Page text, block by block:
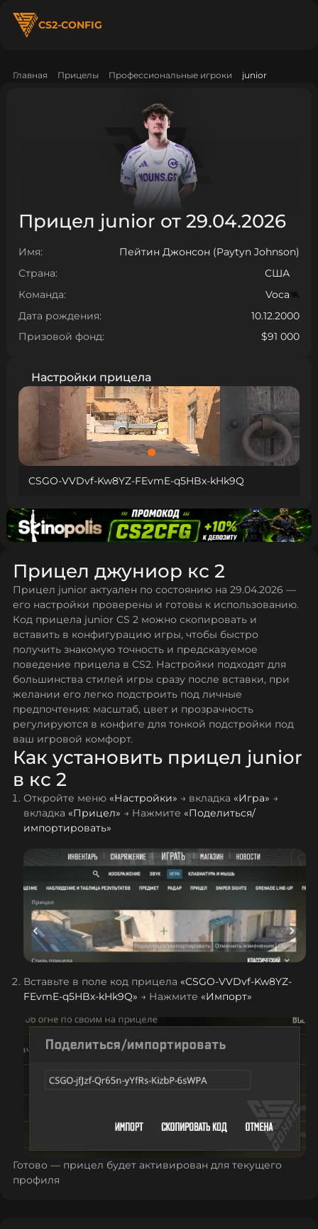
CS2-CONFIG
Главная Прицелы Профессиональные игроки junior
Прицел junior от 29.04.2026
Имя:
Пейтин Джонсон (Paytyn Johnson)
Страна:
США
Команда:
Voca
Дата рождения:
10.12.2000
Призовой фонд:
$91 000
Настройки прицела
CSGO-VVDvf-Kw8YZ-FEvmE-q5HBx-kHk9Q
Прицел джуниор кс 2
Прицел junior актуален по состоянию на 29.04.2026 —
его настройки проверены и готовы к использованию.
Код прицела junior CS 2 можно скопировать и
вставить в конфигурацию игры, чтобы быстро
получить знакомую точность и предсказуемое
поведение прицела в CS2. Настройки подходят для
большинства стилей игры сразу после вставки, при
желании его легко подстроить под личные
предпочтения: масштаб, цвет и прозрачность
регулируются в конфиге для тонкой подстройки под
ваш игровой комфорт.
Как установить прицел junior
в кс 2
Откройте меню «Настройки» → вкладка «Игра» →
вкладка «Прицел» → Нажмите «Поделиться/
импортировать»
Вставьте в поле код прицела «CSGO-VVDvf-Kw8YZ-
FEvmE-q5HBx-kHk9Q» → Нажмите «Импорт»
Готово — прицел будет активирован для текущего
профиля